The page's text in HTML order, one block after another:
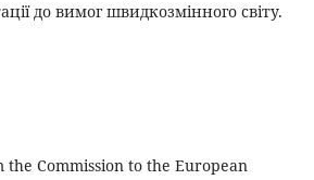
до вимог швидкозмінного світу.
Commission to the European